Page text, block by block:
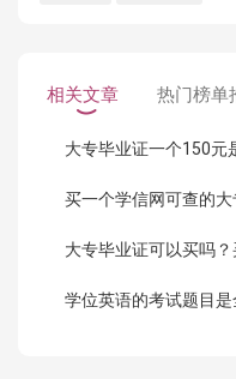
相关文章 热门榜单
大专毕业证一个150元
买一个学信网可查的
大专毕业证可以买吗
学位英语的考试题目